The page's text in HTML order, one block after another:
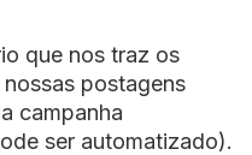
que nos traz os
postagens
campanha
ser automatizado).